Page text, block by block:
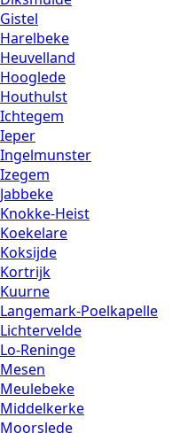
Gistel
Harelbeke
Heuvelland
Hooglede
Houthulst
Ichtegem
Ieper
Ingelmunster
Izegem
Jabbeke
Knokke-Heist
Koekelare
Koksijde
Kortrijk
Kuurne
Langemark-Poelkapelle
Lichtervelde
Lo-Reninge
Mesen
Meulebeke
Middelkerke
Moorslede